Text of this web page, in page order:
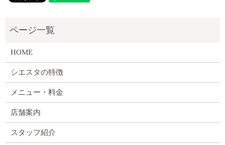
HOME
シエスタの特徴
メニュー・料金
店舗案内
スタッフ紹介